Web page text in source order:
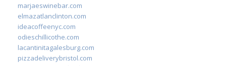
marjaeswinebar.com
elmazatlanclinton.com
ideacoffeenyc.com
odieschillicothe.com
lacantinitagalesburg.com
pizzadeliverybristol.com